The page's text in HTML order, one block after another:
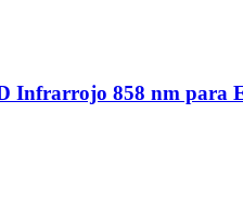
Infrarrojo 858 nm para